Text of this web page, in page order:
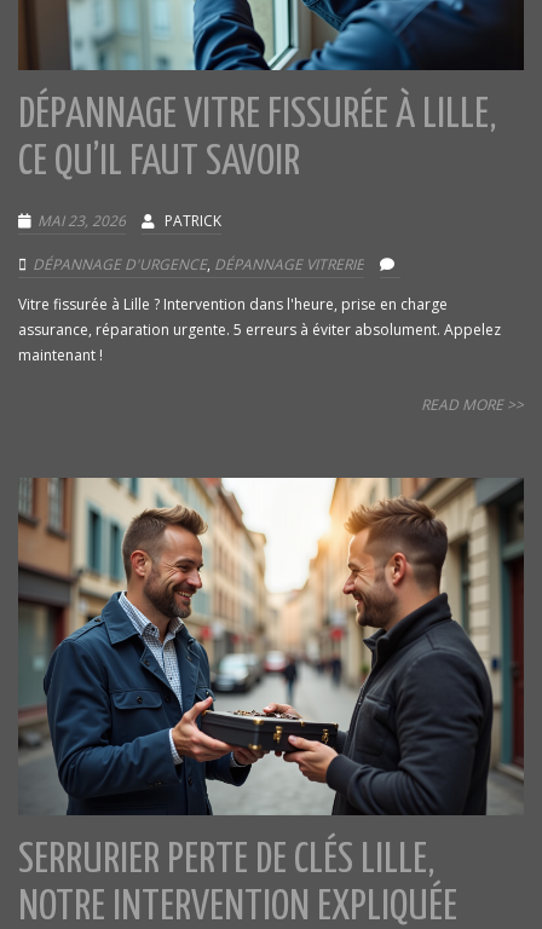
DÉPANNAGE VITRE FISSURÉE À LILLE,
CE QU’IL FAUT SAVOIR
MAI 23, 2026 PATRICK
DÉPANNAGE D'URGENCE, DÉPANNAGE VITRERIE
Vitre fissurée à Lille ? Intervention dans l'heure, prise en charge
assurance, réparation urgente. 5 erreurs à éviter absolument. Appelez
maintenant !
READ MORE >>
SERRURIER PERTE DE CLÉS LILLE,
NOTRE INTERVENTION EXPLIQUÉE